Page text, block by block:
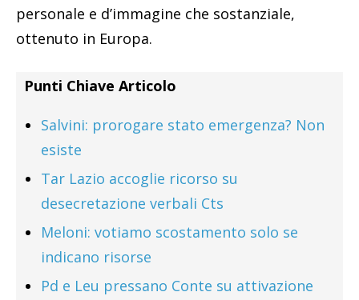
personale e d’immagine che sostanziale,
ottenuto in Europa.
Punti Chiave Articolo
Salvini: prorogare stato emergenza? Non
esiste
Tar Lazio accoglie ricorso su
desecretazione verbali Cts
Meloni: votiamo scostamento solo se
indicano risorse
Pd e Leu pressano Conte su attivazione